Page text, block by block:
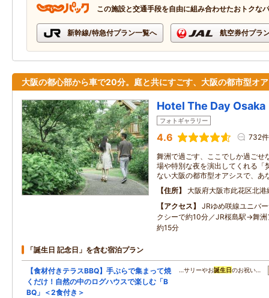
この施設と交通手段を自由に組み合わせたおトクな
新幹線/特急付プラン一覧へ 航空券付プラ
大阪の都心部から車で20分。庭と共にすごす、大阪の都市型オ
Hotel The Day Osaka
フォトギャラリー
4.6 732件
舞洲で過ごす、ここでしか過ごせ
場や特別な夜を演出してくれる「
ない大阪の都市型オアシスで、あ
住所
大阪府大阪市此花区北
アクセス
JRゆめ咲線ユニバ
クシーで約10分／JR桜島駅→舞洲
約15分
「誕生日 記念日」を含む宿泊プラン
【食材付きテラスBBQ】手ぶらで集まって焼
くだけ！自然の中のログハウスで楽しむ「B
BQ」＜2食付き＞
…サリーやお誕生日のお祝い…